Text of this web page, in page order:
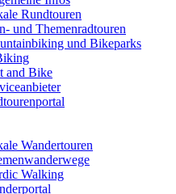
Rundtouren
und Themenradtouren
und Bikeparks
and Bike
Wandertouren
Walking